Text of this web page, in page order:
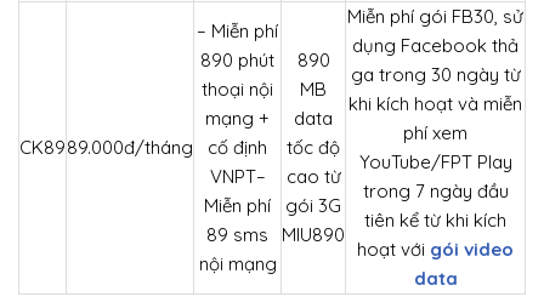
CK8989.000đ/tháng
– Miễn phí
890 phút
thoại nội
mạng +
cố định
VNPT–
Miễn phí
89 sms
nội mạng
890
MB
data
tốc độ
cao từ
gói 3G
MIU890
Miễn phí gói FB30, sử
dụng Facebook thả
ga trong 30 ngày từ
khi kích hoạt và miễn
phí xem
YouTube/FPT Play
trong 7 ngày đầu
tiên kể từ khi kích
hoạt với gói video
data